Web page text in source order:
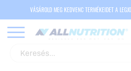
VÁSÁROLD MEG KEDVENC TERMÉKEIDET A